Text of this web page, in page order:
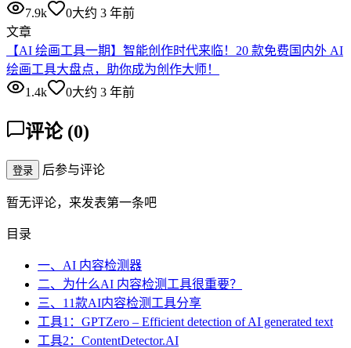
7.9k
0大约 3 年前
文章
【AI 绘画工具一期】智能创作时代来临！20 款免费国内外 AI
绘画工具大盘点，助你成为创作大师！
1.4k
0大约 3 年前
评论 (0)
登录 后参与评论
暂无评论，来发表第一条吧
目录
一、AI 内容检测器
二、为什么AI 内容检测工具很重要？
三、11款AI内容检测工具分享
工具1：GPTZero – Efficient detection of AI generated text
工具2：ContentDetector.AI